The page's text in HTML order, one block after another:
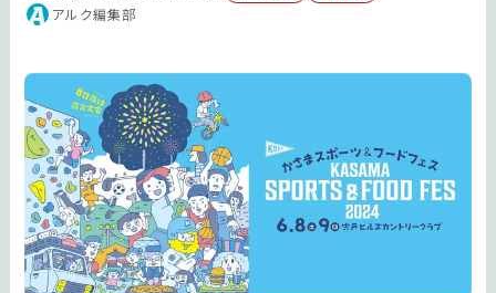
アルク編集部